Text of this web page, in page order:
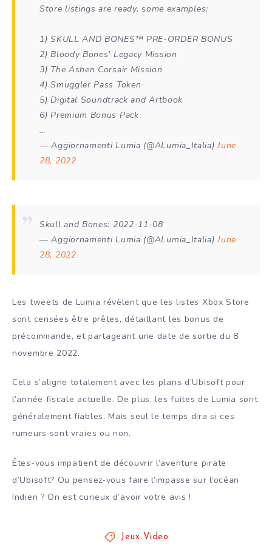
Store listings are ready, some examples:
1) SKULL AND BONES™ PRE-ORDER BONUS
2) Bloody Bones' Legacy Mission
3) The Ashen Corsair Mission
4) Smuggler Pass Token
5) Digital Soundtrack and Artbook
6) Premium Bonus Pack
…
— Aggiornamenti Lumia (@ALumia_Italia)June
28, 2022
Skull and Bones: 2022-11-08
— Aggiornamenti Lumia (@ALumia_Italia)June
28, 2022
Les tweets de Lumia révèlent que les listes Xbox Store
sont censées être prêtes, détaillant les bonus de
précommande, et partageant une date de sortie du 8
novembre 2022.
Cela s’aligne totalement avec les plans d’Ubisoft pour
l’année fiscale actuelle. De plus, les fuites de Lumia sont
généralement fiables. Mais seul le temps dira si ces
rumeurs sont vraies ou non.
Êtes-vous impatient de découvrir l’aventure pirate
d’Ubisoft? Ou pensez-vous faire l’impasse sur l’océan
Indien ? On est curieux d’avoir votre avis !
Jeux Video